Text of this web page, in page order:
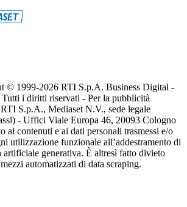
© 1999-2026 RTI S.p.A. Business Digital -
i diritti riservati - Per la pubblicità
S.p.A., Mediaset N.V., sede legale
- Uffici Viale Europa 46, 20093 Cologno
ai contenuti e ai dati personali trasmessi e/o
utilizzazione funzionale all’addestramento di
artificiale generativa. È altresì fatto divieto
automatizzati di data scraping.